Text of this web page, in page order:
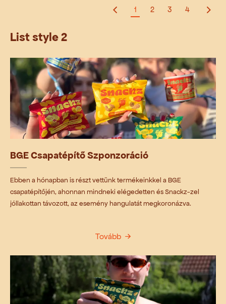
1 2 3 4
List style 2
BGE Csapatépítő Szponzoráció
Ebben a hónapban is részt vettünk termékeinkkel a BGE
csapatépítőjén, ahonnan mindneki elégedetten és Snackz-zel
jóllakottan távozott, az esemény hangulatát megkoronázva.
Tovább